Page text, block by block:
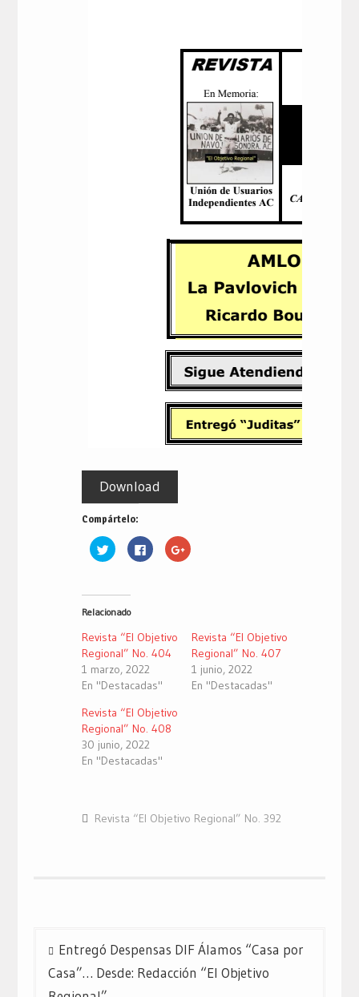
Download
Compártelo:
Haz
clic
Twitter
abre
una
ventana
nueva)
Haz
clic
una
ventana
nueva)
Haz
clic
una
ventana
nueva)
Relacionado
Revista “El Objetivo
Regional” No. 404
1 marzo, 2022
En "Destacadas"
Revista “El Objetivo
Regional” No. 407
1 junio, 2022
En "Destacadas"
Revista “El Objetivo
Regional” No. 408
30 junio, 2022
En "Destacadas"
Revista “El Objetivo Regional” No. 392
entradas
Entregó Despensas DIF Álamos “Casa por
Casa”… Desde: Redacción “El Objetivo